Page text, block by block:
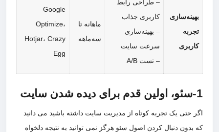
– طراحی رابط
کاربری جذاب
– بهینه‌سازی
سرعت سایت
Optimize،
Hotjar، Crazy
حتی یک تجربه کوتاه از مدیریت سایت داشته باشید می دانید
دنبال کردن اصول سئو هرگز نمی توانید به نتیجه دلخواه